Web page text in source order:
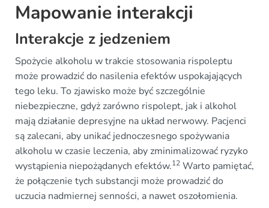
Mapowanie interakcji
Interakcje z jedzeniem
Spożycie alkoholu w trakcie stosowania rispoleptu
może prowadzić do nasilenia efektów uspokajających
tego leku. To zjawisko może być szczególnie
niebezpieczne, gdyż zarówno rispolept, jak i alkohol
mają działanie depresyjne na układ nerwowy. Pacjenci
są zalecani, aby unikać jednoczesnego spożywania
alkoholu w czasie leczenia, aby zminimalizować ryzyko
wystąpienia niepożądanych efektów.12 Warto pamiętać,
że połączenie tych substancji może prowadzić do
uczucia nadmiernej senności, a nawet oszołomienia.